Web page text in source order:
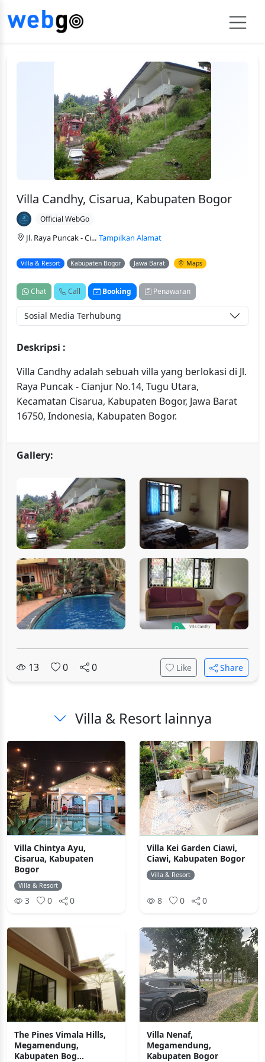
Villa Candhy, Cisarua, Kabupaten Bogor
Official WebGo
Jl. Raya Puncak - Ci... Tampilkan Alamat
Villa & Resort Kabupaten Bogor Jawa Barat Maps
Chat Call Booking Penawaran
Sosial Media Terhubung
Deskripsi :
Villa Candhy adalah sebuah villa yang berlokasi di Jl.
Raya Puncak - Cianjur No.14, Tugu Utara,
Kecamatan Cisarua, Kabupaten Bogor, Jawa Barat
16750, Indonesia, Kabupaten Bogor.
Gallery:
13 0 0 Like Share
Villa & Resort lainnya
Villa Chintya Ayu,
Cisarua, Kabupaten
Bogor
Villa & Resort
3 0 0
Villa Kei Garden Ciawi,
Ciawi, Kabupaten Bogor
Villa & Resort
8 0 0
The Pines Vimala Hills,
Megamendung,
Kabupaten Bog...
Villa Nenaf,
Megamendung,
Kabupaten Bogor